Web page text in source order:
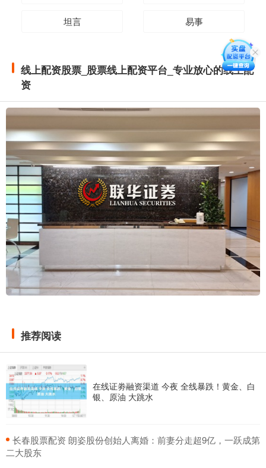
坦言 易事
线上配资股票_股票线上配资平台_专业放心的线上配
资
推荐阅读
在线证劵融资渠道 今夜 全线暴跌！黄金、白
银、原油 大跳水
​长春股票配资 朗姿股份创始人离婚：前妻分走超9亿，一跃成第
二大股东